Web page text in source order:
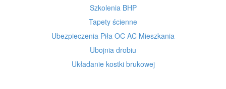
Szkolenia BHP
Tapety ścienne
Ubezpieczenia Piła OC AC Mieszkania
Ubojnia drobiu
Układanie kostki brukowej